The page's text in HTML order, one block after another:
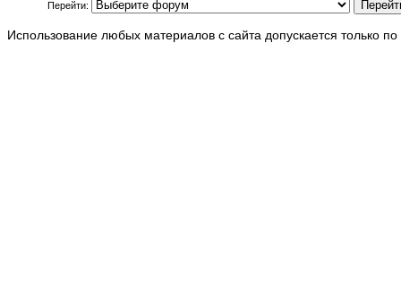
Перейти:
Использование любых материалов с сайта допускается только